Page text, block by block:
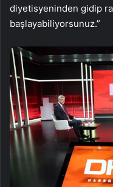
diyetisyeninden gidip
başlayabiliyorsunuz.”